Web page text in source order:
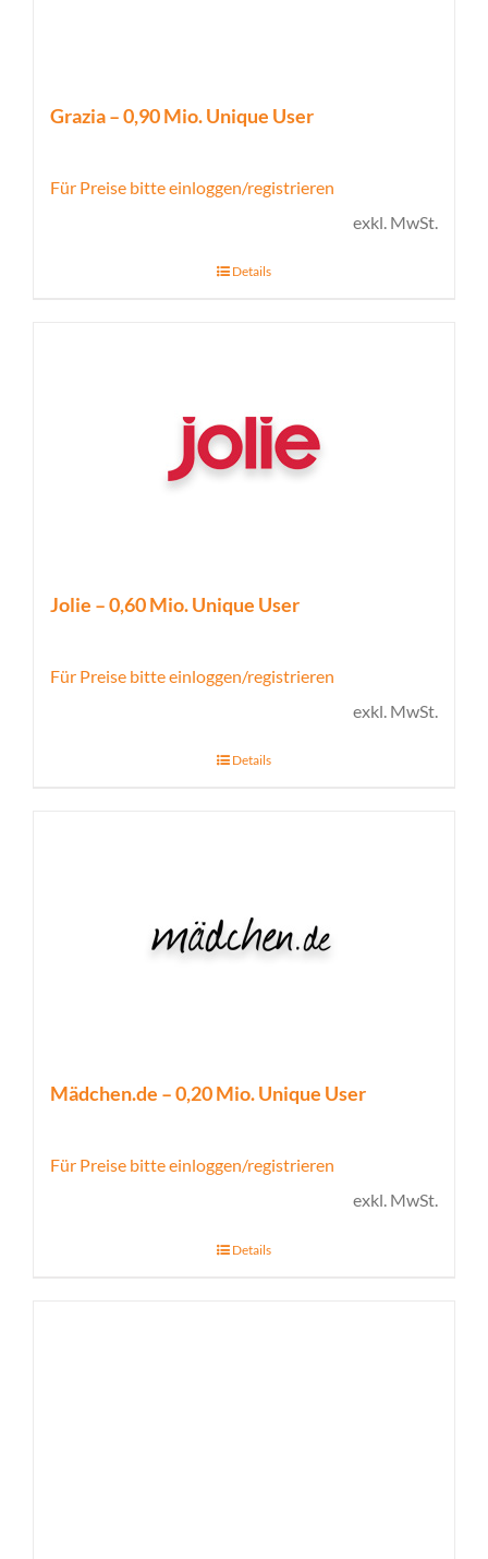
Grazia – 0,90 Mio. Unique User
Für Preise bitte einloggen/registrieren
exkl. MwSt.
Details
Jolie – 0,60 Mio. Unique User
Für Preise bitte einloggen/registrieren
exkl. MwSt.
Details
Mädchen.de – 0,20 Mio. Unique User
Für Preise bitte einloggen/registrieren
exkl. MwSt.
Details